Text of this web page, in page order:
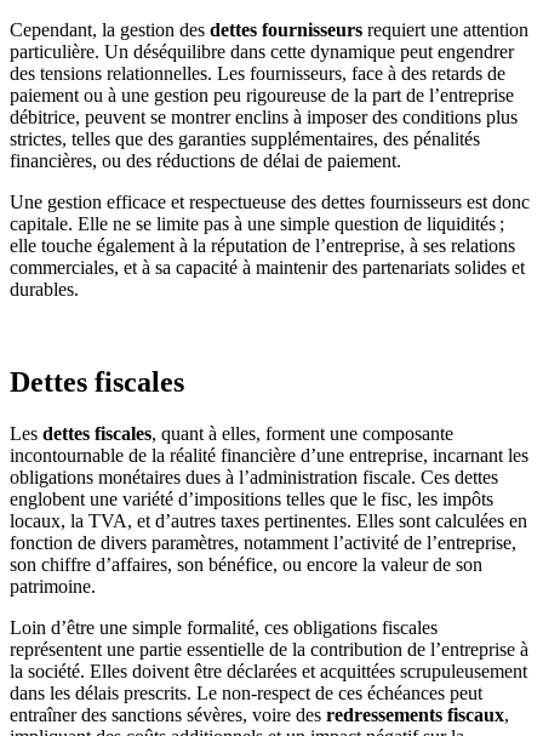
Cependant, la gestion des dettes fournisseurs requiert une attention
particulière. Un déséquilibre dans cette dynamique peut engendrer
des tensions relationnelles. Les fournisseurs, face à des retards de
paiement ou à une gestion peu rigoureuse de la part de l’entreprise
débitrice, peuvent se montrer enclins à imposer des conditions plus
strictes, telles que des garanties supplémentaires, des pénalités
financières, ou des réductions de délai de paiement.
Une gestion efficace et respectueuse des dettes fournisseurs est donc
capitale. Elle ne se limite pas à une simple question de liquidités ;
elle touche également à la réputation de l’entreprise, à ses relations
commerciales, et à sa capacité à maintenir des partenariats solides et
durables.
Dettes fiscales
Les dettes fiscales, quant à elles, forment une composante
incontournable de la réalité financière d’une entreprise, incarnant les
obligations monétaires dues à l’administration fiscale. Ces dettes
englobent une variété d’impositions telles que le fisc, les impôts
locaux, la TVA, et d’autres taxes pertinentes. Elles sont calculées en
fonction de divers paramètres, notamment l’activité de l’entreprise,
son chiffre d’affaires, son bénéfice, ou encore la valeur de son
patrimoine.
Loin d’être une simple formalité, ces obligations fiscales
représentent une partie essentielle de la contribution de l’entreprise à
la société. Elles doivent être déclarées et acquittées scrupuleusement
dans les délais prescrits. Le non-respect de ces échéances peut
entraîner des sanctions sévères, voire des redressements fiscaux,